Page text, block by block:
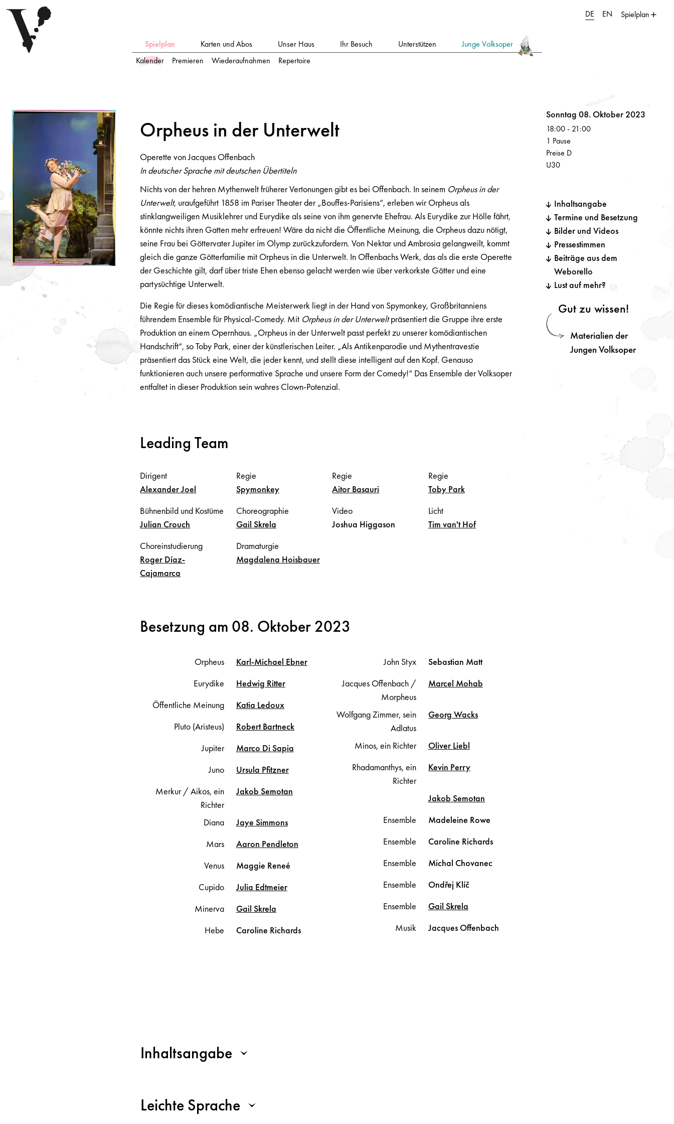
Spielplan
Kalender
Premieren Wiederaufnahmen Repertoire
Karten und Abos Unser Haus Ihr Besuch Unterstützen Junge Volksoper
DE EN Spielplan
Orpheus in der Unterwelt
Operette von Jacques Offenbach
In deutscher Sprache mit deutschen Übertiteln
Nichts von der hehren Mythenwelt früherer Vertonungen gibt es bei Offenbach. In seinem Orpheus in der
Unterwelt, uraufgeführt 1858 im Pariser Theater der „Bouffes-Parisiens“, erleben wir Orpheus als
stinklangweiligen Musiklehrer und Eurydike als seine von ihm genervte Ehefrau. Als Eurydike zur Hölle fährt,
könnte nichts ihren Gatten mehr erfreuen! Wäre da nicht die Öffentliche Meinung, die Orpheus dazu nötigt,
seine Frau bei Göttervater Jupiter im Olymp zurückzufordern. Von Nektar und Ambrosia gelangweilt, kommt
gleich die ganze Götterfamilie mit Orpheus in die Unterwelt. In Offenbachs Werk, das als die erste Operette
der Geschichte gilt, darf über triste Ehen ebenso gelacht werden wie über verkorkste Götter und eine
partysüchtige Unterwelt.
Die Regie für dieses komödiantische Meisterwerk liegt in der Hand von Spymonkey, Großbritanniens
führendem Ensemble für Physical-Comedy. Mit Orpheus in der Unterweltpräsentiert die Gruppe ihre erste
Produktion an einem Opernhaus. „Orpheus in der Unterwelt passt perfekt zu unserer komödiantischen
Handschrift“, so Toby Park, einer der künstlerischen Leiter. „Als Antikenparodie und Mythentravestie
präsentiert das Stück eine Welt, die jeder kennt, und stellt diese intelligent auf den Kopf. Genauso
funktionieren auch unsere performative Sprache und unsere Form der Comedy!“ Das Ensemble der Volksoper
entfaltet in dieser Produktion sein wahres Clown-Potenzial.
Leading Team
Dirigent
AlexanderJoel
Regie
Spymonkey
Regie
Aitor Basauri
Regie
Toby Park
Bühnenbild und Kostüme
JulianCrouch
Choreographie
Gail Skrela
Video
Joshua Higgason
Licht
Tim van't Hof
Choreinstudierung
Roger Díaz-
Cajamarca
Dramaturgie
Magdalena Hoisbauer
Besetzung am 08. Oktober 2023
Orpheus Karl-Michael Ebner
Eurydike
Hedwig Ritter
Öffentliche Meinung
Katia Ledoux
Pluto (Aristeus)
RobertBartneck
Jupiter
Marco Di Sapia
Juno
Ursula Pfitzner
Merkur / Aikos, ein
Richter
Jakob Semotan
Diana Jaye Simmons
Mars
Aaron Pendleton
Venus
Maggie Reneé
Cupido
Julia Edtmeier
Minerva
Gail Skrela
Hebe
Caroline Richards
John Styx Sebastian Matt
Jacques Offenbach /
Morpheus
Marcel Mohab
Wolfgang Zimmer, sein
Adlatus
Georg Wacks
Minos, ein Richter Oliver Liebl
Rhadamanthys, ein
Richter
Kevin Perry
Jakob Semotan
Ensemble
Madeleine Rowe
Ensemble
Caroline Richards
Ensemble
Michal Chovanec
Ensemble
Ondřej Klíč
Ensemble
Gail Skrela
Musik
JacquesOffenbach
Inhaltsangabe
Leichte Sprache
Orpheus inder Unterwelt
Operette von Jacques Offenbach
In deutscher Sprache mit deutschen Übertiteln
Volksoper
Sonntag 08. Oktober 2023
18:00- 21:00
1 Pause
Preise D
U30
Inhaltsangabe
Termine und Besetzung
Bilder und Videos
Pressestimmen
Beiträge aus dem
Weborello
Lust auf mehr?
Gut zu wissen!
Materialien der
Jungen Volksoper